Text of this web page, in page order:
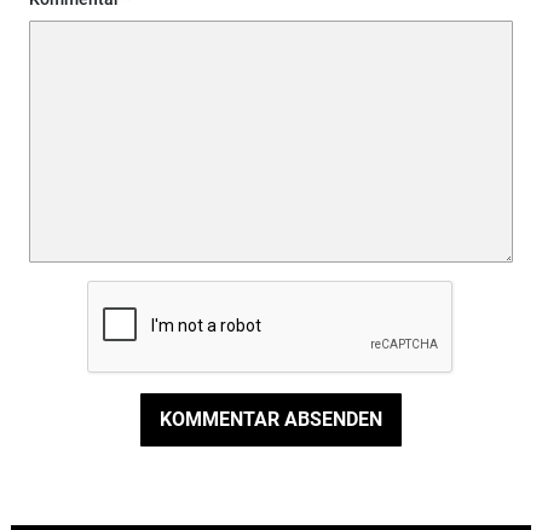
KOMMENTAR ABSENDEN